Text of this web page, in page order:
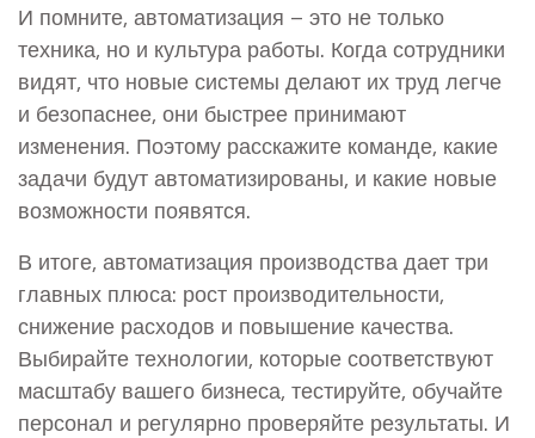
И помните, автоматизация – это не только
техника, но и культура работы. Когда сотрудники
видят, что новые системы делают их труд легче
и безопаснее, они быстрее принимают
изменения. Поэтому расскажите команде, какие
задачи будут автоматизированы, и какие новые
возможности появятся.
В итоге, автоматизация производства дает три
главных плюса: рост производительности,
снижение расходов и повышение качества.
Выбирайте технологии, которые соответствуют
масштабу вашего бизнеса, тестируйте, обучайте
персонал и регулярно проверяйте результаты. И